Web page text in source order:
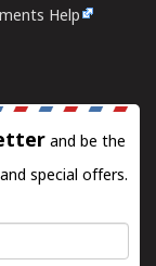
Help
and be the
special offers.